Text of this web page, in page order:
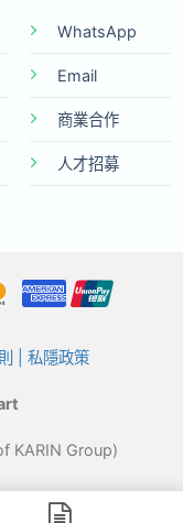
WhatsApp
Email
商業合作
人才招募
私隱政策
KARIN Group)